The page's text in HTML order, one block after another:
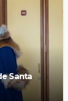
Santa